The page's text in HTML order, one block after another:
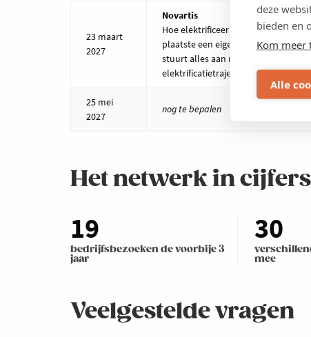
deze
bieden en
Kom meer
Alle
23 maart
2027
Novartis
Hoe elektrificeer je een farma-site
plaatste een eigen windmolen,
stuurt alles aan met een
elektrificatietraject op industriële
25 mei
2027
nog te bepalen
Het netwerk in cijfers
19
bedrijfsbezoeken de voorbije 3
jaar
30
mee
Veelgestelde vragen